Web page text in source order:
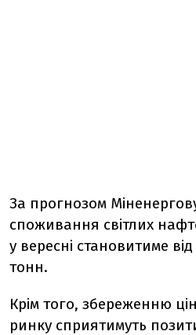
За прогнозом
споживання світлих
у вересні становитиме
тонн.
Крім того, збереженню
ринку сприятимуть